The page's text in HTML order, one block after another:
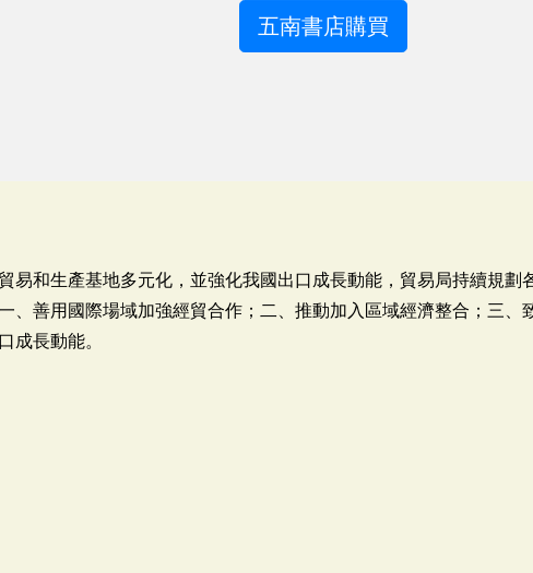
五南書店購買
易和生產基地多元化，並強化我國出口成長動能，貿易局持續規劃
、善用國際場域加強經貿合作；二、推動加入區域經濟整合；三、
成長動能。